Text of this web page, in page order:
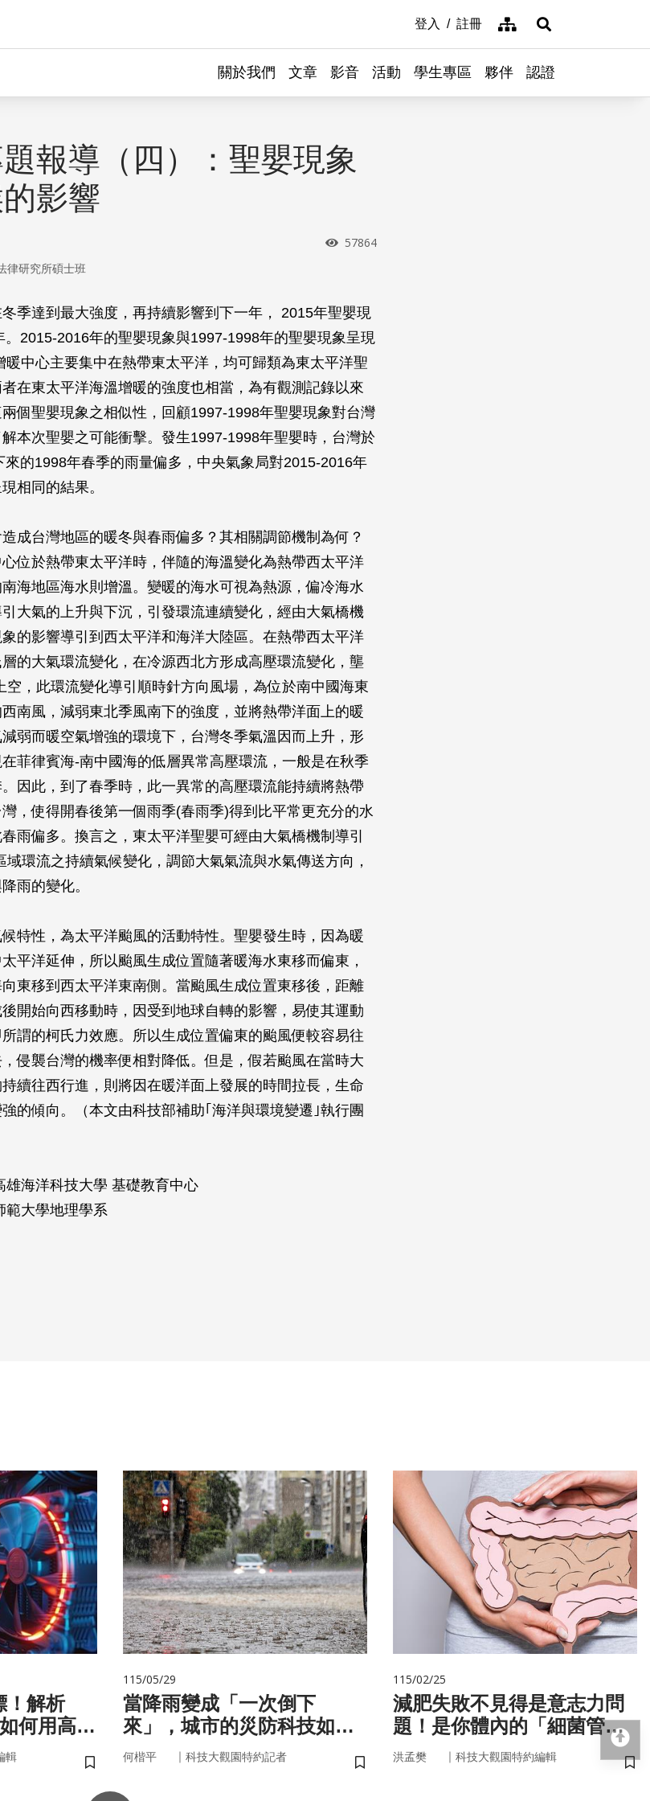
登入 註冊 網站導覽展開搜尋
關於我們 文章 影音 活動 學生專區 夥伴 認證
報導（四）：聖嬰現象
影響
瀏覽次數
57864
律研究所碩士班
季達到最大強度，再持續影響到下一年， 2015年聖嬰現
2015-2016年的聖嬰現象與1997-1998年的聖嬰現象呈現
中心主要集中在熱帶東太平洋，均可歸類為東太平洋聖
在東太平洋海溫增暖的強度也相當，為有觀測記錄以來
個聖嬰現象之相似性，回顧1997-1998年聖嬰現象對台灣
本次聖嬰之可能衝擊。發生1997-1998年聖嬰時，台灣於
的1998年春季的雨量偏多，中央氣象局對2015-2016年
相同的結果。
成台灣地區的暖冬與春雨偏多？其相關調節機制為何？
位於熱帶東太平洋時，伴隨的海溫變化為熱帶西太平洋
海地區海水則增溫。變暖的海水可視為熱源，偏冷海水
大氣的上升與下沉，引發環流連續變化，經由大氣橋機
的影響導引到西太平洋和海洋大陸區。在熱帶西太平洋
的大氣環流變化，在冷源西北方形成高壓環流變化，壟
空，此環流變化導引順時針方向風場，為位於南中國海東
南風，減弱東北季風南下的強度，並將熱帶洋面上的暖
弱而暖空氣增強的環境下，台灣冬季氣溫因而上升，形
菲律賓海-南中國海的低層異常高壓環流，一般是在秋季
因此，到了春季時，此一異常的高壓環流能持續將熱帶
，使得開春後第一個雨季(春雨季)得到比平常更充分的水
雨偏多。換言之，東太平洋聖嬰可經由大氣橋機制導引
環流之持續氣候變化，調節大氣氣流與水氣傳送方向，
雨的變化。
特性，為太平洋颱風的活動特性。聖嬰發生時，因為暖
平洋延伸，所以颱風生成位置隨著暖海水東移而偏東，
東移到西太平洋東南側。當颱風生成位置東移後，距離
開始向西移動時，因受到地球自轉的影響，易使其運動
謂的柯氏力效應。所以生成位置偏東的颱風便較容易往
侵襲台灣的機率便相對降低。但是，假若颱風在當時大
續往西行進，則將因在暖洋面上發展的時間拉長，生命
的傾向。（本文由科技部補助｢海洋與環境變遷｣執行團
雄海洋科技大學 基礎教育中心
範大學地理學系
！解析
何用高效
輯
儲存書籤
115/05/29
當降雨變成「一次倒下
來」，城市的災防科技如何
即時應變？
何楷平 ｜ 科技大觀園特約記者
儲存書籤
115/02/25
減肥失敗不見得是意志力問
題！是你體內的「細菌管
家」在幫你囤油
洪孟樊 ｜ 科技大觀園特約編輯
儲
回